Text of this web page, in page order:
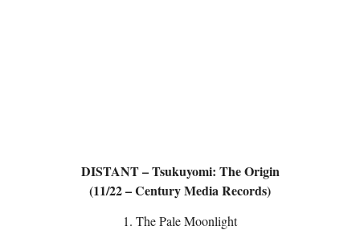
DISTANT – Tsukuyomi: The Origin
(11/22 – Century Media Records)
1. The Pale Moonlight